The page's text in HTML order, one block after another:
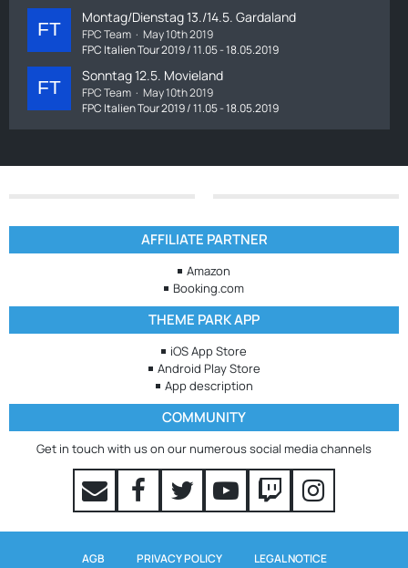
Montag/Dienstag 13./14.5. Gardaland
FPC Team
May 10th 2019
FPC Italien Tour 2019 / 11.05 - 18.05.2019
Sonntag 12.5. Movieland
FPC Team
May 10th 2019
FPC Italien Tour 2019 / 11.05 - 18.05.2019
AFFILIATE PARTNER
Amazon
Booking.com
THEME PARK APP
iOS App Store
Android Play Store
App description
COMMUNITY
Get in touch with us on our numerous social media channels
AGB PRIVACY POLICY LEGAL NOTICE